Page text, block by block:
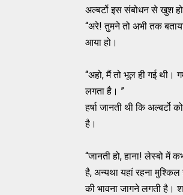
अल्बर्टो इस संबोधन से खुश
“अरे! तुमने तो अभी तक
आया हो।
“अहो, मैं तो भूल ही गई थी।
लगता है। ”
हर्षा जानती थी कि अल्बर्टो
है।
“जानती हो, हाना! लेस्बो में
है, अन्यथा यहां रहना
की भावना जागने लगती है।